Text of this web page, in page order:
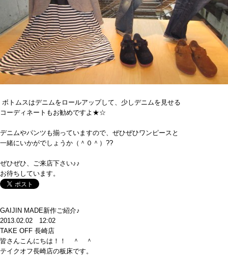
ボトムスはデニムをロールアップして、少しデニムを見せる
コーディネートもお勧めですよ★☆
デニムやパンツも揃っていますので、ぜひぜひワンピースと
一緒にいかがでしょうか（＾０＾）??
ぜひぜひ、ご来店下さい♪♪
お待ちしています。
GAIJIN MADE新作ご紹介♪
2013.02.02 12:02
TAKE OFF 長崎店
皆さんこんにちは！！ ＾ ＾
テイクオフ長崎店の板床です。